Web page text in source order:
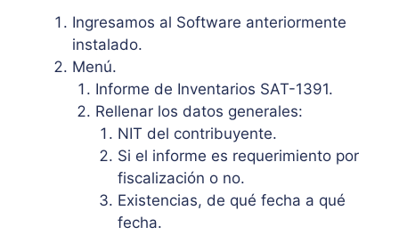
Ingresamos al Software anteriormente
instalado.
Menú.
Informe de Inventarios SAT-1391.
Rellenar los datos generales:
NIT del contribuyente.
Si el informe es requerimiento por
fiscalización o no.
Existencias, de qué fecha a qué
fecha.